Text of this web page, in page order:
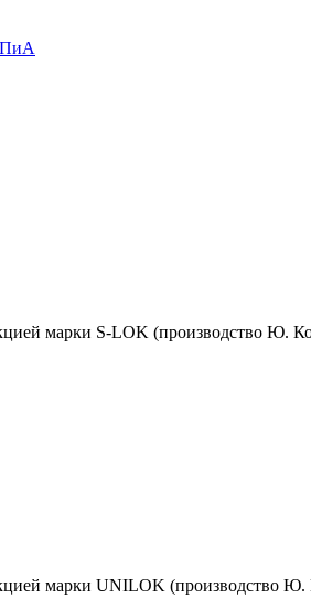
марки S-LOK (производство Ю.
марки UNILOK (производство